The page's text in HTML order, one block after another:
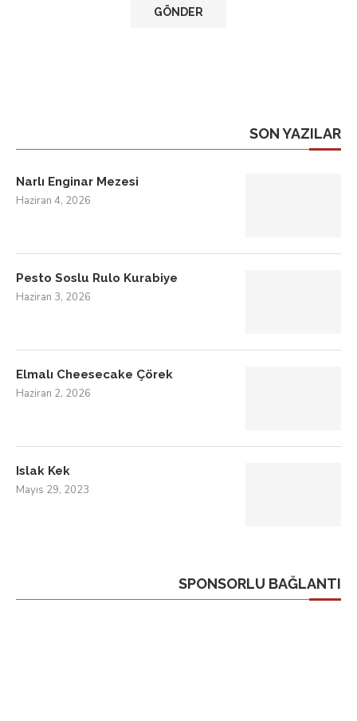
SON YAZILAR
Narlı Enginar Mezesi
Haziran 4, 2026
Pesto Soslu Rulo Kurabiye
Haziran 3, 2026
Elmalı Cheesecake Çörek
Haziran 2, 2026
Islak Kek
Mayıs 29, 2023
SPONSORLU BAĞLANTI